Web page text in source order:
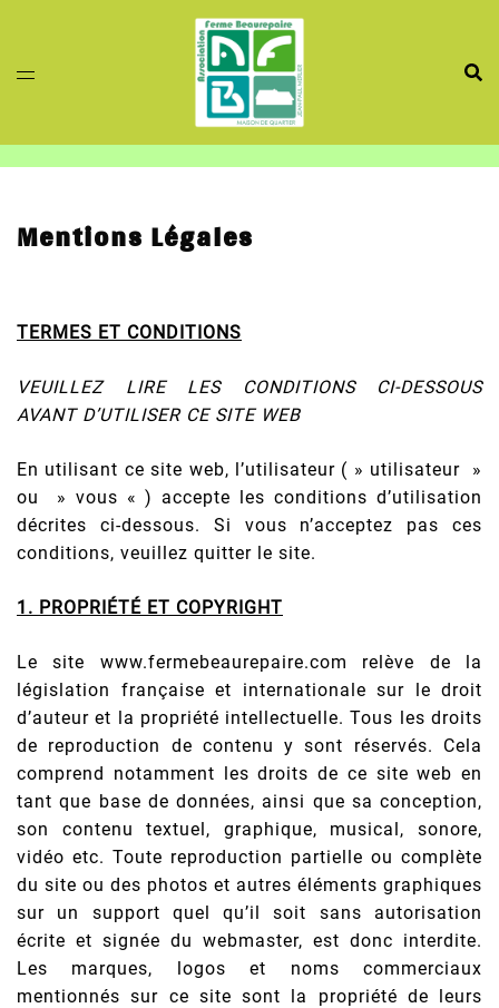
contenu
Mentions Légales
TERMES ET CONDITIONS
VEUILLEZ LIRE LES CONDITIONS CI-DESSOUS
AVANT D’UTILISER CE SITE WEB
En utilisant ce site web, l’utilisateur ( » utilisateur »
ou » vous « ) accepte les conditions d’utilisation
décrites ci-dessous. Si vous n’acceptez pas ces
conditions, veuillez quitter le site.
1. PROPRIÉTÉ ET COPYRIGHT
Le site www.fermebeaurepaire.com relève de la
législation française et internationale sur le droit
d’auteur et la propriété intellectuelle. Tous les droits
de reproduction de contenu y sont réservés. Cela
comprend notamment les droits de ce site web en
tant que base de données, ainsi que sa conception,
son contenu textuel, graphique, musical, sonore,
vidéo etc. Toute reproduction partielle ou complète
du site ou des photos et autres éléments graphiques
sur un support quel qu’il soit sans autorisation
écrite et signée du webmaster, est donc interdite.
Les marques, logos et noms commerciaux
mentionnés sur ce site sont la propriété de leurs